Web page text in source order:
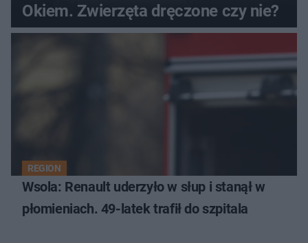
Okiem. Zwierzęta dręczone czy nie?
REGION
Wsola: Renault uderzyło w słup i stanął w
płomieniach. 49-latek trafił do szpitala